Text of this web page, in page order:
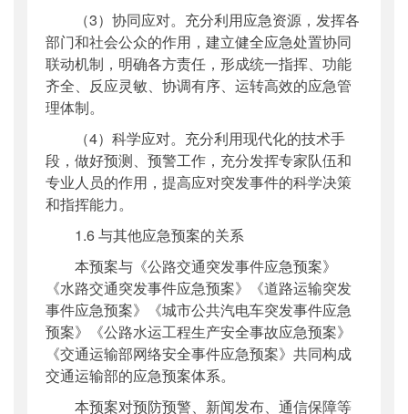
（3）协同应对。充分利用应急资源，发挥各
部门和社会公众的作用，建立健全应急处置协同
联动机制，明确各方责任，形成统一指挥、功能
齐全、反应灵敏、协调有序、运转高效的应急管
理体制。
（4）科学应对。充分利用现代化的技术手
段，做好预测、预警工作，充分发挥专家队伍和
专业人员的作用，提高应对突发事件的科学决策
和指挥能力。
1.6 与其他应急预案的关系
本预案与《公路交通突发事件应急预案》
《水路交通突发事件应急预案》《道路运输突发
事件应急预案》《城市公共汽电车突发事件应急
预案》《公路水运工程生产安全事故应急预案》
《交通运输部网络安全事件应急预案》共同构成
交通运输部的应急预案体系。
本预案对预防预警、新闻发布、通信保障等